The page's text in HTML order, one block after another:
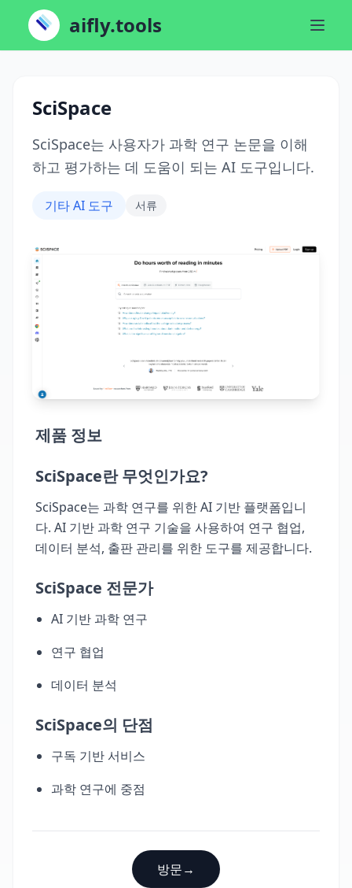
aifly.tools
SciSpace
SciSpace는 사용자가 과학 연구 논문을 이해
하고 평가하는 데 도움이 되는 AI 도구입니다.
기타 AI 도구 서류
제품 정보
SciSpace란 무엇인가요?
SciSpace는 과학 연구를 위한 AI 기반 플랫폼입니
다. AI 기반 과학 연구 기술을 사용하여 연구 협업,
데이터 분석, 출판 관리를 위한 도구를 제공합니다.
SciSpace 전문가
AI 기반 과학 연구
연구 협업
데이터 분석
SciSpace의 단점
구독 기반 서비스
과학 연구에 중점
방문→